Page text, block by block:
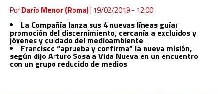
PorDarío Menor (Roma)| 19/02/2019 - 12:00
La Compañía lanza sus 4 nuevas líneas guía:
promoción del discernimiento, cercanía a excluidos y
jóvenes y cuidado del medioambiente
Francisco “aprueba y confirma” la nueva misión,
según dijo Arturo Sosa a Vida Nueva en un encuentro
con un grupo reducido de medios